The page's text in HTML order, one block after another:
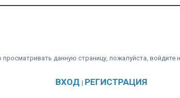
данную страницу, пожалуйста, войдите
ВХОД | РЕГИСТРАЦИЯ